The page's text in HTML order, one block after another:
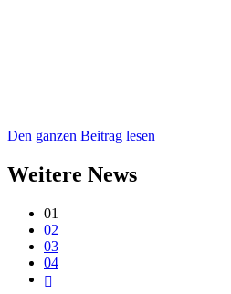
Den ganzen Beitrag lesen
Weitere News
01
02
03
04